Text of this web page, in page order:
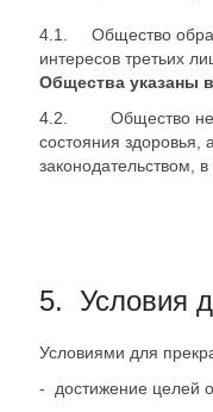
4.1. Общество
интересов третьих
Общества указаны
4.2. Общество не
состояния здоровья,
законодательством,
5. Условия
Условиями для
- достижение целей